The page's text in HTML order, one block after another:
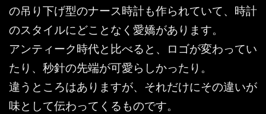
の吊り下げ型のナース時計も作られていて、時計
のスタイルにどことなく愛嬌があります。
アンティーク時代と比べると、ロゴが変わってい
たり、秒針の先端が可愛らしかったり。
違うところはありますが、それだけにその違いが
味として伝わってくるものです。